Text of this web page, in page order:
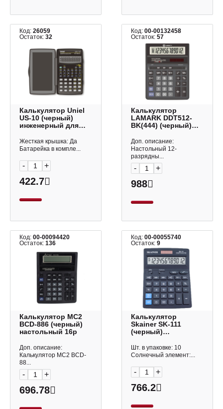
Код: 26059
Остаток: 32
Калькулятор Uniel
US-10 (черный)
инженерный для
функций)
Жесткая крышка: Да
Батарейка в компле...
- +
422.7
Код:00-00132458
Остаток:57
Калькулятор
LAMARK DDT512-
BK(444) (черный)
Доп. описание:
Настольный 12-
разрядны...
- +
988
Код: 00-00094420
Остаток: 136
Калькулятор МС2
BCD-886 (черный)
настольный 16р
Доп. описание:
Калькулятор МС2 BCD-
88...
- +
696.78
Код:00-00055740
Остаток:9
Калькулятор
Skainer SK-111
(черный)
Шт. в упаковке: 10
Солнечный элемент:...
- +
766.2